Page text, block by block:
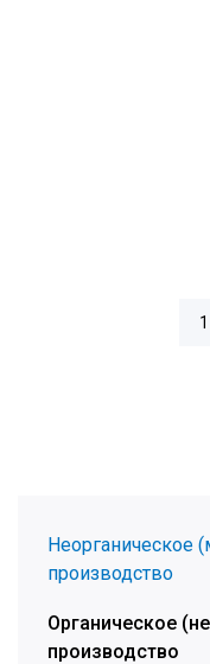
1
Неорганическое
производство
Органическое
производство